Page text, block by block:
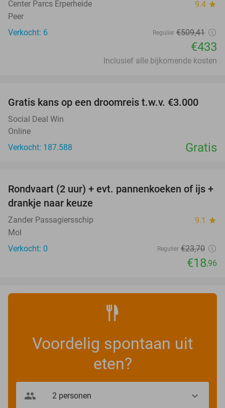
Center Parcs Erperheide 9.4 star
Peer
Verkocht: 6
Regulier €509,41
€433
Inclusief alle bijkomende kosten
Gratis kans op een droomreis t.w.v. €3.000
Social Deal Win
Online
Verkocht: 187.588
Gratis
20%
TODAY
Rondvaart (2 uur) + evt. pannenkoeken of ijs +
drankje naar keuze
Zander Passagiersschip 9.1 star
Mol
Verkocht: 0
Regulier €23,70
€18,96
Voordelig spontaan uit
eten?